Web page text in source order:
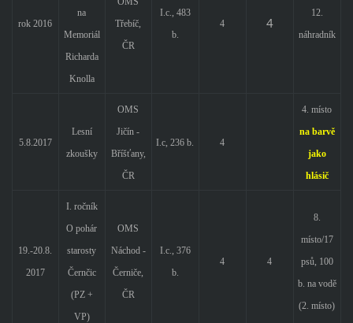
rok 2016
na
Memoriál
Richarda
Knolla
Třebíč,
ČR
I.c., 483
b.
4 4
12.
náhradník
5.8.2017
Lesní
zkoušky
OMS
Jičín -
Bříšťany,
ČR
I.c, 236 b. 4
4. místo
na barvě
jako
hlásič
19.-20.8.
2017
I. ročník
O pohár
starosty
Černčic
(PZ +
VP)
OMS
Náchod -
Černiče,
ČR
I.c., 376
b.
4 4
8.
místo/17
psů, 100
b. na vodě
(2. místo)